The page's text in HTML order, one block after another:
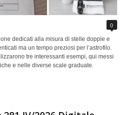
0
dedicati alla misura di stelle doppie e
ma un tempo preziosi per l’astrofilo.
tre interessanti esempi, qui messi
e nelle diverse scale graduate.